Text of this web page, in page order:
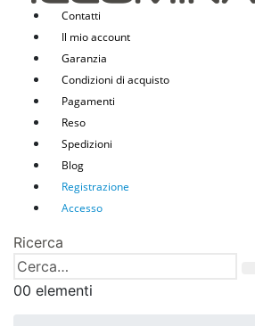
Contatti
Il mio account
Garanzia
Condizioni di acquisto
Pagamenti
Reso
Spedizioni
Blog
Registrazione
Accesso
Ricerca
00 elementi